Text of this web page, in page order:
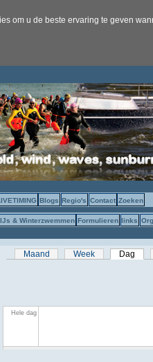
om u de beste ervaring te geven
Blogs Regio's Contact Zoeken
IJs & Winterzwemmen Formulieren links
Primaire tabs
Maand Week Dag
Hele dag